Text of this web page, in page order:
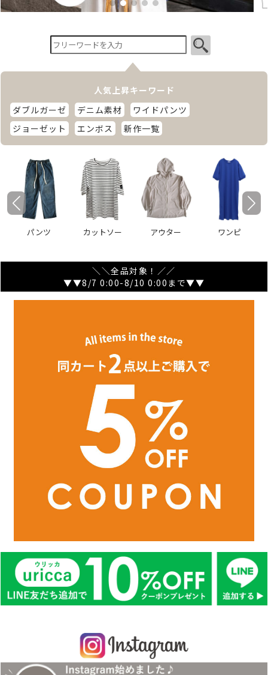
人気上昇キーワード
ダブルガーゼ
デニム素材
ワイドパンツ
ジョーゼット
エンボス 新作一覧
パンツ カットソー アウター ワンピ
＼＼全品対象！／／
▼▼8/7 0:00-8/10 0:00まで▼▼